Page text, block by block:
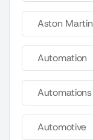
Aston Martin
Automation
Automations
Automotive